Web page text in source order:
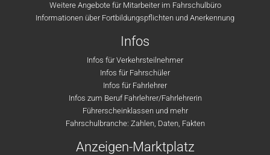
Weitere Angebote für Mitarbeiter im Fahrschulbüro
Informationen über Fortbildungspflichten und Anerkennung
Infos
Infos für Verkehrsteilnehmer
Infos für Fahrschüler
Infos für Fahrlehrer
Infos zum Beruf Fahrlehrer/Fahrlehrerin
Führerscheinklassen und mehr
Fahrschulbranche: Zahlen, Daten, Fakten
Anzeigen-Marktplatz